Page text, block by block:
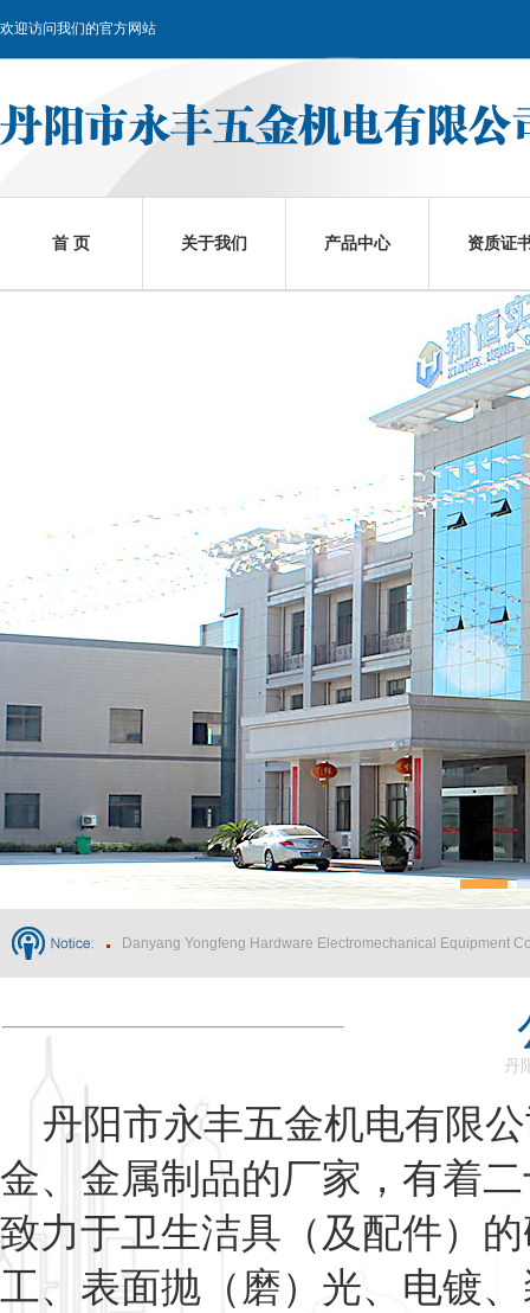
欢迎访问我们的官方网站
首 页 关于我们 产品中心 资质证
Danyang Yongfeng Hardware Electromechanical Equipment
Danyang Yongfeng Hardware Electromechanical Equipment
丹
丹阳市永丰五金机电有限
金、金属制品的厂家，有着
致力于卫生洁具（及配件）
工、表面抛（磨）光、电镀